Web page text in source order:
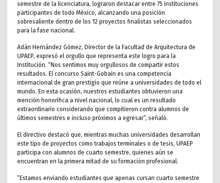
semestre de la licenciatura, lograron destacar entre 75 instituciones
participantes de todo México, alcanzando una posición
sobresaliente dentro de los 12 proyectos finalistas seleccionados
para la fase nacional.
Adán Hernández Gómez, Director de la Facultad de Arquitectura de
UPAEP, expresó el orgullo que representa este logro para la
Institución. “Nos sentimos muy orgullosos de compartir estos
resultados. El concurso Saint-Gobain es una competencia
internacional de gran prestigio que reúne a universidades de todo el
mundo. En esta ocasión, nuestros estudiantes obtuvieron una
mención honorífica a nivel nacional, lo cual es un resultado
extraordinario considerando que compitieron contra alumnos de
últimos semestres e incluso próximos a egresar”, señaló.
El directivo destacó que, mientras muchas universidades desarrollan
este tipo de proyectos como trabajos terminales o de tesis, UPAEP
participa con alumnos de cuarto semestre, quienes aún se
encuentran en la primera mitad de su formación profesional.
“Estamos enviando estudiantes que apenas cursan cuarto semestre